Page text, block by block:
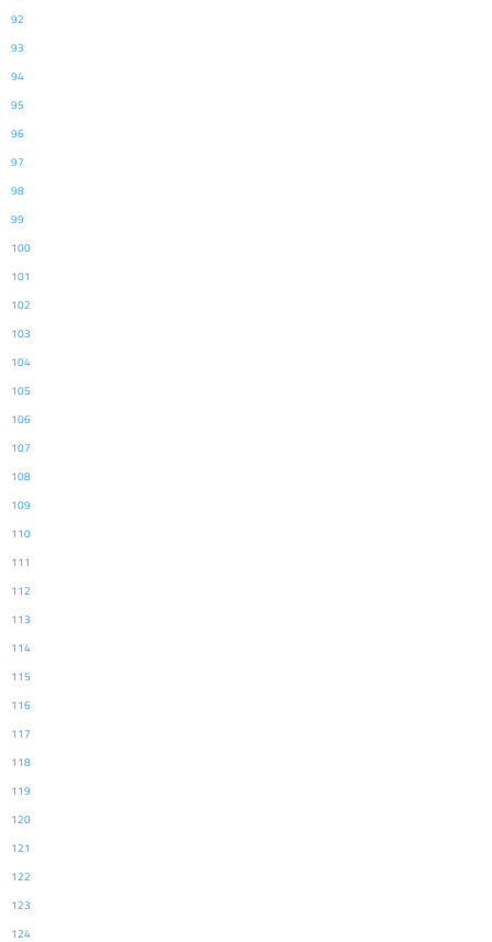
92
93
94
95
96
97
98
99
100
101
102
103
104
105
106
107
108
109
110
111
112
113
114
115
116
117
118
119
120
121
122
123
124